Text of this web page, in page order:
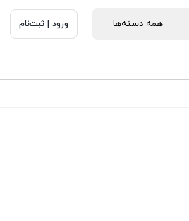
ورود | ثبت‌نام